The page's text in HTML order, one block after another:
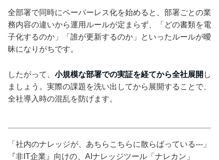
全部署で同時にペーパーレス化を始めると、部署ごとの業
務内容の違いから運用ルールが定まらず、「どの書類を電
子化するのか」「誰が更新するのか」といったルールが曖
昧になりがちです。
したがって、 小規模な部署での実証を経てから全社展開 し
ましょう。実際の課題を洗い出してから展開することで、
全社導入時の混乱を防げます。
「社内のナレッジが、あちらこちらに散らばっている---」
『非IT企業』向けの、AIナレッジツール「ナレカン」